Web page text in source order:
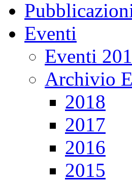
Eventi
Eventi
Archivio
2018
2017
2016
2015